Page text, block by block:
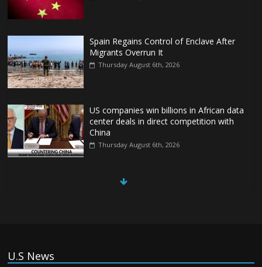
Spain Regains Control of Enclave After
Migrants Overrun It
Thursday August 6th, 2026
US companies win billions in African data
center deals in direct competition with
China
Thursday August 6th, 2026
China, Russia, Iran and North Korea
U.S News